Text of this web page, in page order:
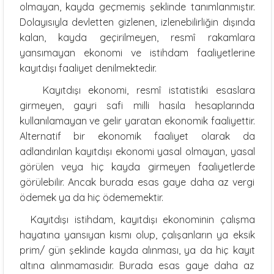
olmayan, kayda geçmemiş şeklinde tanımlanmıştır.
Dolayısıyla devletten gizlenen, izlenebilirliğin dışında
kalan, kayda geçirilmeyen, resmî rakamlara
yansımayan ekonomi ve istihdam faaliyetlerine
kayıtdışı faaliyet denilmektedir.
Kayıtdışı ekonomi, resmî istatistiki esaslara
girmeyen, gayri safi milli hasıla hesaplarında
kullanılamayan ve gelir yaratan ekonomik faaliyettir.
Alternatif bir ekonomik faaliyet olarak da
adlandırılan kayıtdışı ekonomi yasal olmayan, yasal
görülen veya hiç kayda girmeyen faaliyetlerde
görülebilir. Ancak burada esas gaye daha az vergi
ödemek ya da hiç ödememektir.
Kayıtdışı istihdam, kayıtdışı ekonominin çalışma
hayatına yansıyan kısmı olup, çalışanların ya eksik
prim/ gün şeklinde kayda alınması, ya da hiç kayıt
altına alınmamasıdır. Burada esas gaye daha az